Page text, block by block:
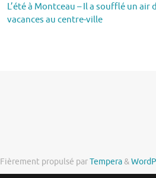
L’été à Montceau – Il a soufflé un air
vacances au centre-ville
Fièrement propulsé parTempera&